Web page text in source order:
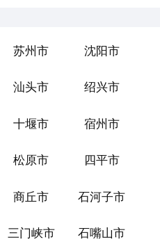
苏州市 沈阳市
汕头市 绍兴市
十堰市 宿州市
松原市 四平市
商丘市 石河子市
三门峡市 石嘴山市